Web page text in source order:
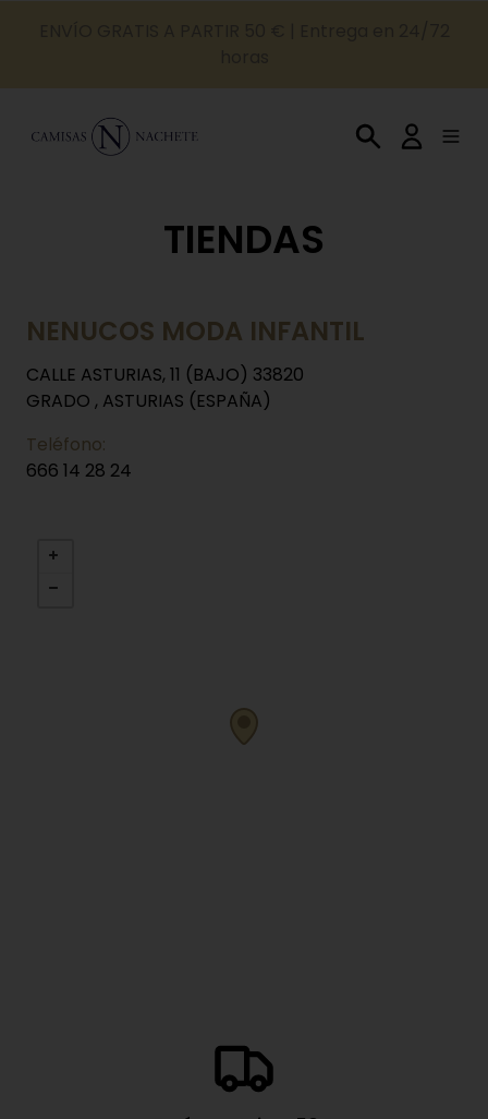
TIENDAS
NENUCOS MODA INFANTIL
CALLE ASTURIAS, 11 (BAJO) 33820
GRADO , ASTURIAS (ESPAÑA)
Teléfono:
666 14 28 24